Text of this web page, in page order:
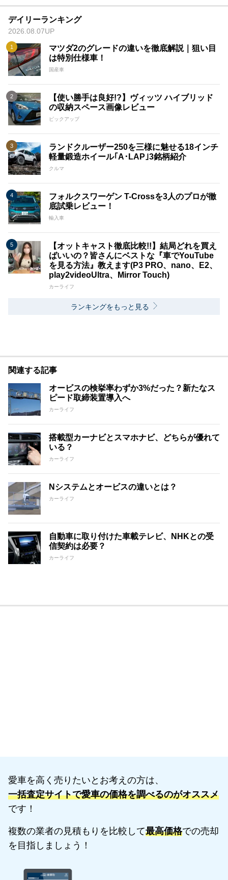
デイリーランキング
2026.08.07UP
マツダ2のグレードの違いを徹底解説｜狙い目
は特別仕様車！
国産車
【使い勝手は良好!?】ヴィッツ ハイブリッド
の収納スペース画像レビュー
ピックアップ
ランドクルーザー250を三様に魅せる18インチ
軽量鍛造ホイール｢A･LAP｣3銘柄紹介
クルマ
フォルクスワーゲン T-Crossを3人のプロが徹
底試乗レビュー！
輸入車
【オットキャスト徹底比較!!】結局どれを買え
ばいいの？皆さんにベストな『車でYouTube
を見る方法』教えます(P3 PRO、nano、E2、
play2videoUltra、Mirror Touch)
カーライフ
ランキングをもっと見る
関連する記事
オービスの検挙率わずか3%だった？新たなス
ピード取締装置導入へ
カーライフ
搭載型カーナビとスマホナビ、どちらが優れて
いる？
カーライフ
Nシステムとオービスの違いとは？
カーライフ
自動車に取り付けた車載テレビ、NHKとの受
信契約は必要？
カーライフ
愛車を高く売りたいとお考えの方は、
一括査定サイトで愛車の価格を調べるのがオススメ
です！
複数の業者の見積もりを比較して最高価格での売却
を目指しましょう！